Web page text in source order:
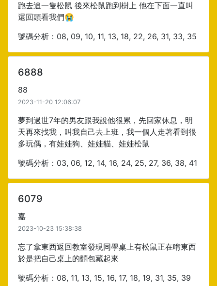
跑去追一隻松鼠 後來松鼠跑到樹上 他在下面一直叫
還回頭看我們😭
號碼分析：08, 09, 10, 11, 13, 18, 22, 26, 31, 33, 35
6888
88
2023-11-20 12:06:07
夢到過世7年的男友跟我說他很累，先回家休息，明
天再來找我，叫我自己去上班，我一個人走著看到很
多玩偶，有娃娃狗、娃娃貓、娃娃松鼠
號碼分析：03, 06, 12, 14, 16, 24, 25, 27, 36, 38, 41
6079
嘉
2023-10-23 15:38:38
忘了拿東西返回教室發現同學桌上有松鼠正在啃東西
於是把自己桌上的麵包藏起來
號碼分析：08, 11, 13, 15, 16, 17, 18, 19, 31, 35, 39